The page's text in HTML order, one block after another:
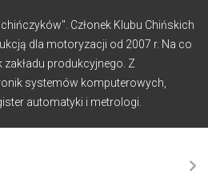
Członek Klubu Chińskich
dla motoryzacji od 2007 r. Na co
produkcyjnego. Z
systemów komputerowych,
automatyki i metrologi.